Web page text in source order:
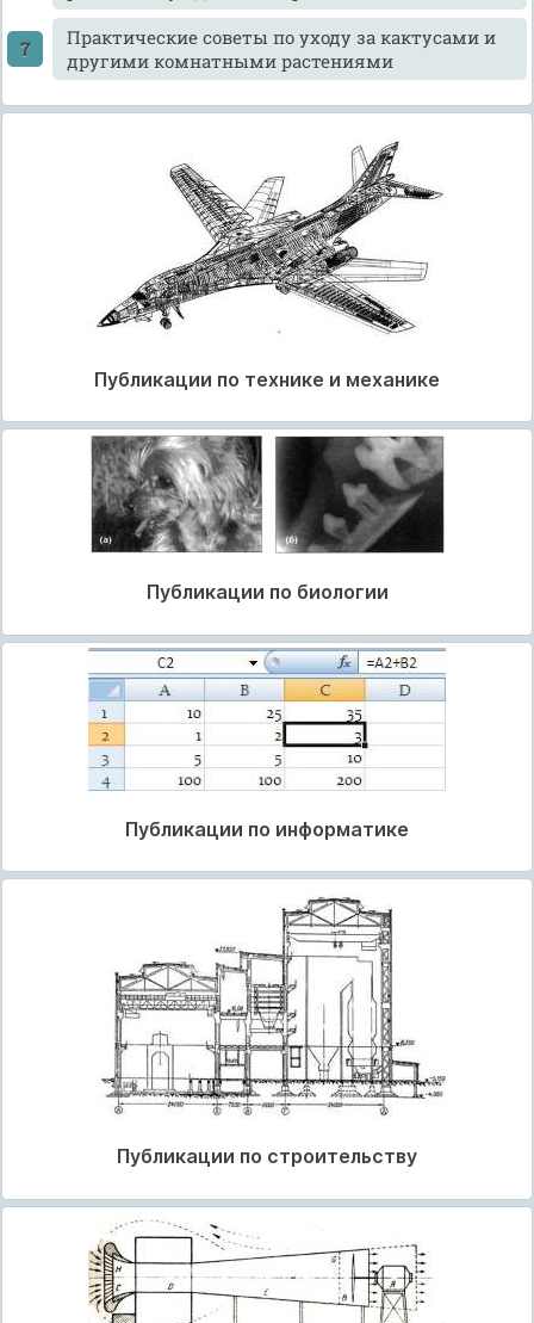
Практические советы по уходу за кактусами и
другими комнатными растениями
Публикации по технике и механике
Публикации по биологии
Публикации по информатике
Публикации по строительству